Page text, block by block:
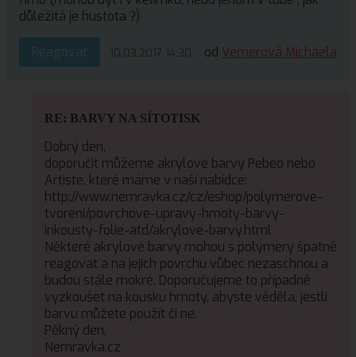
důležitá je hustota ?)
Reagovat 10.03.2017 14:30 od Vernerová Michaela
RE: BARVY NA SÍTOTISK
Dobrý den,
doporučit můžeme akrylové barvy Pebeo nebo
Artiste, které máme v naší nabídce:
http://www.nemravka.cz/cz/eshop/polymerove-
tvoreni/povrchove-upravy-hmoty-barvy-
inkousty-folie-atd/akrylove-barvy.html
Některé akrylové barvy mohou s polymery špatně
reagovat a na jejich povrchu vůbec nezaschnou a
budou stále mokré. Doporučujeme to případně
vyzkoušet na kousku hmoty, abyste věděla, jestli
barvu můžete použít či ne.
Pěkný den,
Nemravka.cz